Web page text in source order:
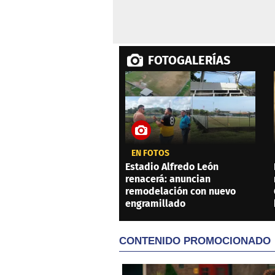
FOTOGALERÍAS
EN FOTOS
Estadio Alfredo León
renacerá: anuncian
remodelación con nuevo
engramillado